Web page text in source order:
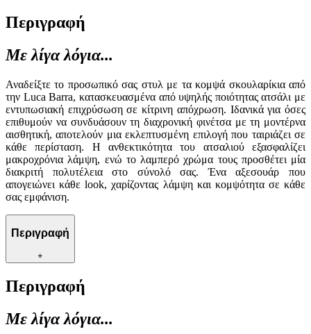
Περιγραφή
Με λίγα λόγια...
Αναδείξτε το προσωπικό σας στυλ με τα κομψά σκουλαρίκια από
την Luca Barra, κατασκευασμένα από υψηλής ποιότητας ατσάλι με
εντυπωσιακή επιχρύσωση σε κίτρινη απόχρωση. Ιδανικά για όσες
επιθυμούν να συνδυάσουν τη διαχρονική φινέτσα με τη μοντέρνα
αισθητική, αποτελούν μια εκλεπτυσμένη επιλογή που ταιριάζει σε
κάθε περίσταση. Η ανθεκτικότητα του ατσαλιού εξασφαλίζει
μακροχρόνια λάμψη, ενώ το λαμπερό χρώμα τους προσθέτει μία
διακριτή πολυτέλεια στο σύνολό σας. Ένα αξεσουάρ που
απογειώνει κάθε look, χαρίζοντας λάμψη και κομψότητα σε κάθε
σας εμφάνιση.
Περιγραφή
+
Περιγραφή
Με λίγα λόγια...